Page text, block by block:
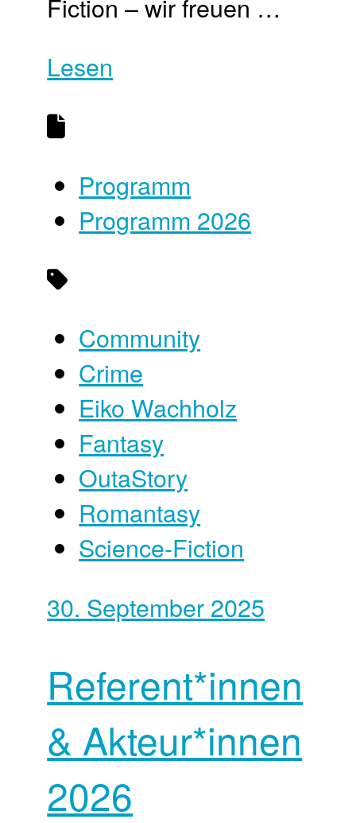
Lesen
Programm
Programm 2026
Community
Crime
Eiko Wachholz
Fantasy
OutaStory
Romantasy
Science-Fiction
30. September 2025
Referent*innen
& Akteur*innen
2026